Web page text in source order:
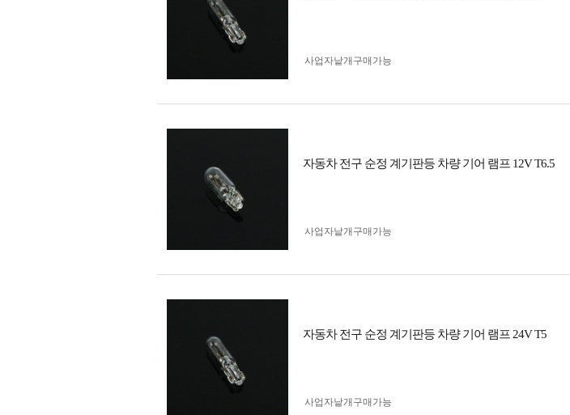
사업자 낱개구매가능
자동차 전구 순정 계기판등 차량 기어 램프 12V T6.5
사업자 낱개구매가능
자동차 전구 순정 계기판등 차량 기어 램프 24V T5
사업자 낱개구매가능